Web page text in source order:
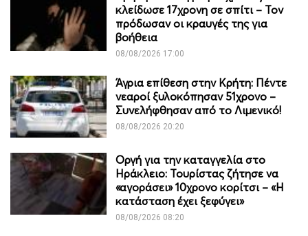
κλείδωσε 17χρονη σε σπίτι – Τον
πρόδωσαν οι κραυγές της για
βοήθεια
08/08/2026 17:00
Άγρια επίθεση στην Κρήτη: Πέντε
νεαροί ξυλοκόπησαν 51χρονο –
Συνελήφθησαν από το Λιμενικό!
08/08/2026 20:20
Οργή για την καταγγελία στο
Ηράκλειο: Τουρίστας ζήτησε να
«αγοράσει» 10χρονο κορίτσι – «Η
κατάσταση έχει ξεφύγει»
08/08/2026 08:20